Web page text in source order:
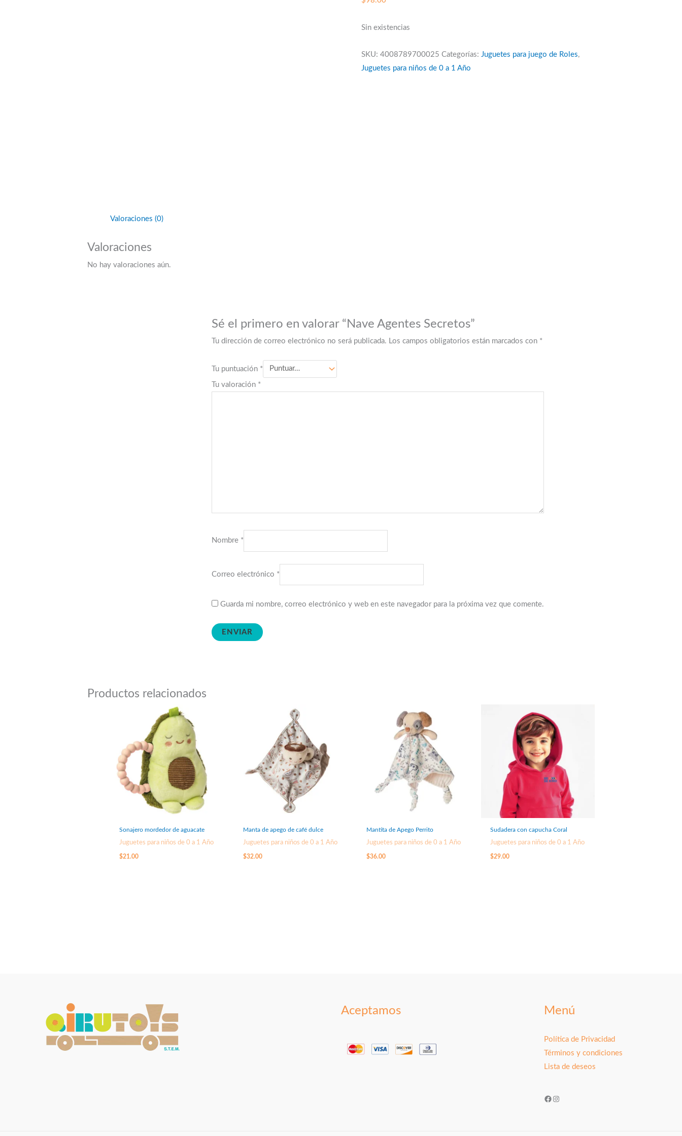
Sin existencias
SKU: 4008789700025 Categorías: Juguetes para juego de Roles,
Juguetes para niños de 0 a 1 Año
Valoraciones (0)
Valoraciones
No hay valoraciones aún.
Sé el primero en valorar “Nave Agentes Secretos”
Tu dirección de correo electrónico no será publicada. Los campos obligatorios están marcados con *
Tu puntuación *
Tu valoración *
Nombre *
Correo electrónico *
Guarda mi nombre, correo electrónico y web en este navegador para la próxima vez que comente.
Productos relacionados
Sonajero mordedor de aguacate
Juguetes para niños de 0 a 1 Año
$21.00
Manta de apego de café dulce
Juguetes para niños de 0 a 1 Año
$32.00
Mantita de Apego Perrito
Juguetes para niños de 0 a 1 Año
$36.00
Sudadera con capucha Coral
Juguetes para niños de 0 a 1 Año
$29.00
Aceptamos Menú
Política de Privacidad
Términos y condiciones
Lista de deseos
Facebook
Instagram